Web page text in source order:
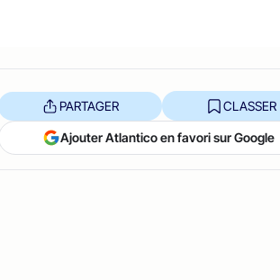
PARTAGER CLASSER
Ajouter Atlantico en favori sur Google